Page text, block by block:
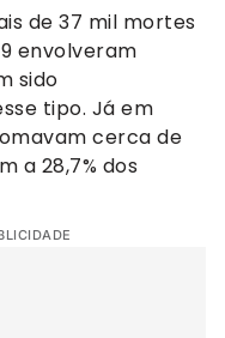
de 37 mil mortes
envolveram
sido
tipo. Já em
cerca de
a 28,7% dos